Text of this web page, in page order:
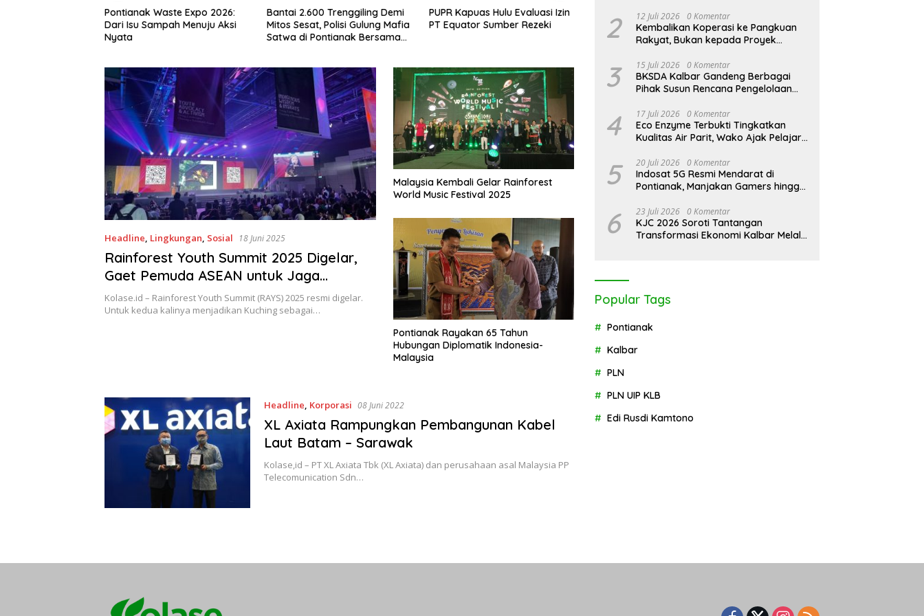
Pontianak Waste Expo 2026:
Dari Isu Sampah Menuju Aksi
Nyata
Bantai 2.600 Trenggiling Demi
Mitos Sesat, Polisi Gulung Mafia
Satwa di Pontianak Bersama
PUPR Kapuas Hulu Evaluasi Izin
PT Equator Sumber Rezeki
Perbudakan Modern di Balik
Perkebunan Sawit Bersertifikat
Global
WALHI Desak Negara Seret
Korporasi Nakal
Headline, Lingkungan, Sosial 18 Juni 2025
Rainforest Youth Summit 2025 Digelar,
Gaet Pemuda ASEAN untuk Jaga
Lingkungan
Kolase.id – Rainforest Youth Summit (RAYS) 2025 resmi digelar.
Untuk kedua kalinya menjadikan Kuching sebagai…
Malaysia Kembali Gelar Rainforest
World Music Festival 2025
Pontianak Rayakan 65 Tahun
Hubungan Diplomatik Indonesia-
Malaysia
Headline, Korporasi 08 Juni 2022
XL Axiata Rampungkan Pembangunan Kabel
Laut Batam – Sarawak
Kolase,id – PT XL Axiata Tbk (XL Axiata) dan perusahaan asal Malaysia PP
Telecomunication Sdn…
2 12 Juli 2026 0 Komentar
Kembalikan Koperasi ke Pangkuan
Rakyat, Bukan kepada Proyek
3 15 Juli 2026 0 Komentar
BKSDA Kalbar Gandeng Berbagai
Pihak Susun Rencana Pengelolaan
Karimata 2027-2036
4 17 Juli 2026 0 Komentar
Eco Enzyme Terbukti Tingkatkan
Kualitas Air Parit, Wako Ajak Pelajar
5 20 Juli 2026 0 Komentar
Indosat 5G Resmi Mendarat di
Pontianak, Manjakan Gamers hingga
6 23 Juli 2026 0 Komentar
KJC 2026 Soroti Tantangan
Transformasi Ekonomi Kalbar Melalui
Popular Tags
Pontianak
Kalbar
PLN
PLN UIP KLB
Edi Rusdi Kamtono